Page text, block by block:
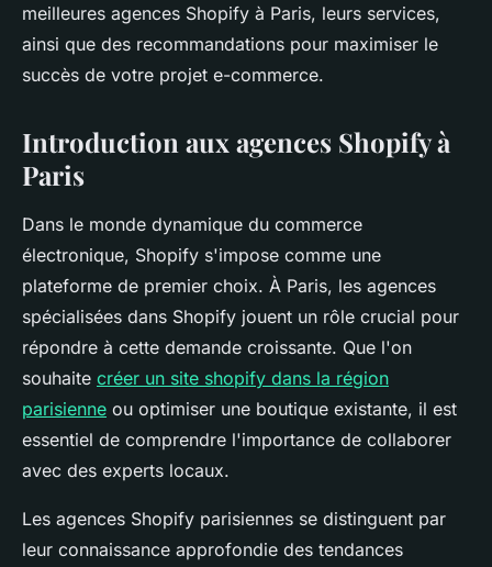
meilleures agences Shopify à Paris, leurs services,
ainsi que des recommandations pour maximiser le
succès de votre projet e-commerce.
Introduction aux agences Shopify à
Paris
Dans le monde dynamique du commerce
électronique, Shopify s'impose comme une
plateforme de premier choix. À Paris, les agences
spécialisées dans Shopify jouent un rôle crucial pour
répondre à cette demande croissante. Que l'on
souhaite créer un site shopify dans la région
parisienne ou optimiser une boutique existante, il est
essentiel de comprendre l'importance de collaborer
avec des experts locaux.
Les agences Shopify parisiennes se distinguent par
leur connaissance approfondie des tendances